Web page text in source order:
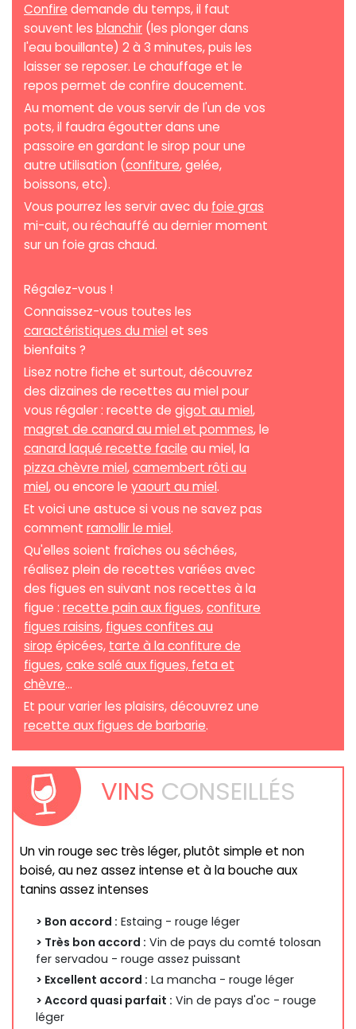
Confire demande du temps, il faut
souvent les blanchir (les plonger dans
l'eau bouillante) 2 à 3 minutes, puis les
laisser se reposer. Le chauffage et le
repos permet de confire doucement.
Au moment de vous servir de l'un de vos
pots, il faudra égoutter dans une
passoire en gardant le sirop pour une
autre utilisation (confiture, gelée,
boissons, etc).
Vous pourrez les servir avec du foie gras
mi-cuit, ou réchauffé au dernier moment
sur un foie gras chaud.
Régalez-vous !
Connaissez-vous toutes les
caractéristiques du miel et ses
bienfaits ?
Lisez notre fiche et surtout, découvrez
des dizaines de recettes au miel pour
vous régaler : recette de gigot au miel,
magret de canard au miel et pommes, le
canard laqué recette facile au miel, la
pizza chèvre miel,camembert rôti au
miel, ou encore le yaourt au miel.
Et voici une astuce si vous ne savez pas
comment ramollir le miel.
Qu'elles soient fraîches ou séchées,
réalisez plein de recettes variées avec
des figues en suivant nos recettes à la
figue : recette pain aux figues,confiture
figues raisins, figues confites au
sirop épicées, tarte à la confiture de
figues,cake salé aux figues, feta et
chèvre...
Et pour varier les plaisirs, découvrez une
recette aux figues de barbarie.
VINS CONSEILLÉS
Un vin rouge sec très léger, plutôt simple et non
boisé, au nez assez intense et à la bouche aux
tanins assez intenses
> Bon accord : Estaing - rouge léger
> Très bon accord : Vin de pays du comté tolosan
fer servadou - rouge assez puissant
> Excellent accord : La mancha - rouge léger
> Accord quasi parfait : Vin de pays d'oc - rouge
léger